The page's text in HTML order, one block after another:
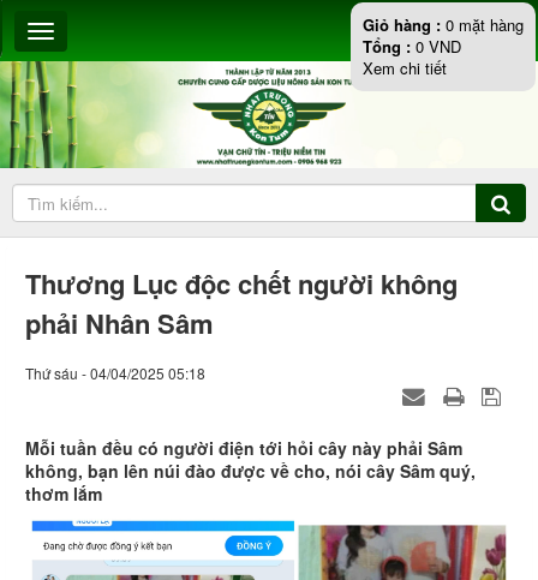
Thương Lục độc chết người không
phải Nhân Sâm
Thứ sáu - 04/04/2025 05:18
Mỗi tuần đều có người điện tới hỏi cây này phải Sâm
không, bạn lên núi đào được về cho, nói cây Sâm quý,
thơm lắm
Giỏ hàng : 0 mặt hàng
Tổng : 0 VND
Xem chi tiết